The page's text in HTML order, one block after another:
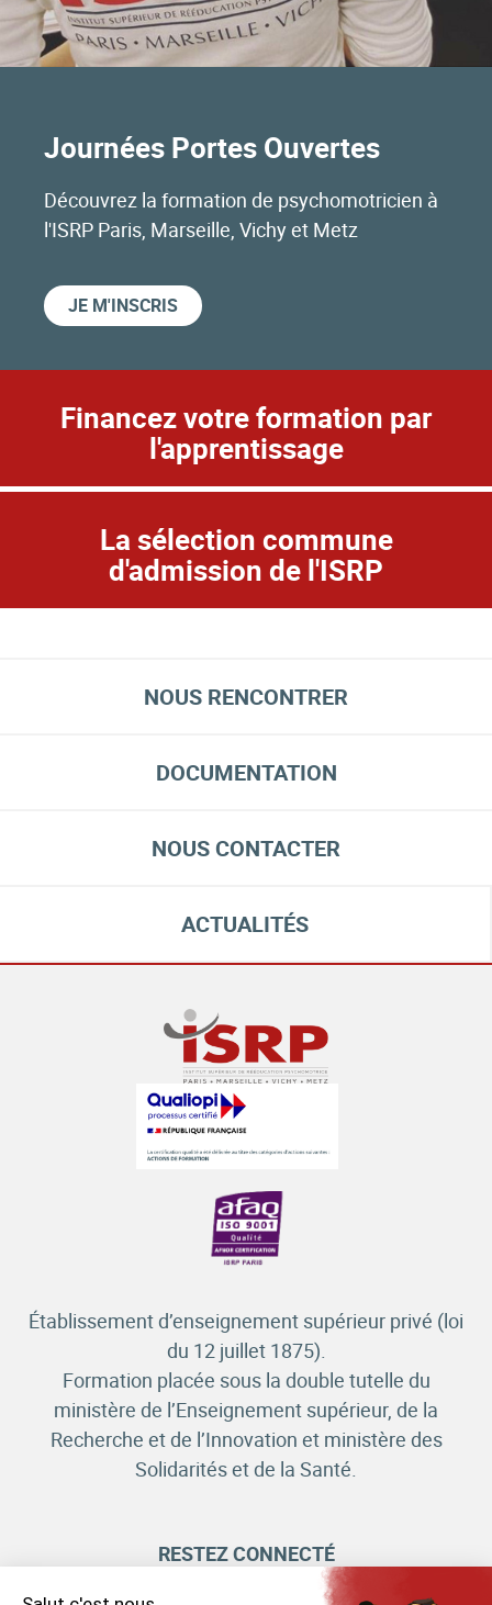
Journées Portes Ouvertes
Découvrez la formation de psychomotricien à
l'ISRP Paris, Marseille, Vichy et Metz
JE M'INSCRIS
Financez votre formation par
l'apprentissage
La sélection commune
d'admission de l'ISRP
NOUS RENCONTRER
DOCUMENTATION
NOUS CONTACTER
ACTUALITÉS
Établissement d’enseignement supérieur privé (loi
du 12 juillet 1875).
Formation placée sous la double tutelle du
ministère de l’Enseignement supérieur, de la
Recherche et de l’Innovation et ministère des
Solidarités et de la Santé.
RESTEZ CONNECTÉ